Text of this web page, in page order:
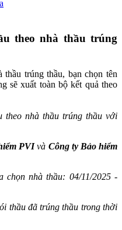
theo nhà thầu trúng
trúng thầu, bạn chọn tên
sẽ xuất toàn bộ kết quả theo
theo nhà thầu trúng thầu với
PVIvà Công ty Bảo hiểm
chọn nhà thầu: 04/11/2025 -
thầu đã trúng thầu trong thời